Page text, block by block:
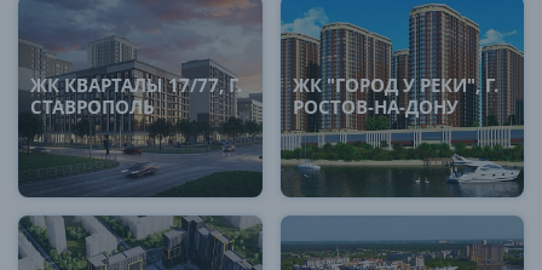
ЖК КВАРТАЛЫ 17/77, Г.
СТАВРОПОЛЬ
ЖК "ГОРОД У РЕКИ", Г.
РОСТОВ-НА-ДОНУ